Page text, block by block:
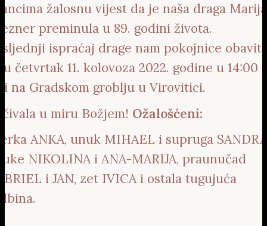
žalosnu vijest da je naša draga Marija
preminula u 89. godini života.
ispraćaj drage nam pokojnice obavit
u četvrtak 11. kolovoza 2022. godine u 14:00
na Gradskom groblju u Virovitici.
u miru Božjem! Ožalošćeni:
ANKA, unuk MIHAEL i supruga
NIKOLINA i ANA-MARIJA, praunučad
i JAN, zet IVICA i ostala tugujuća